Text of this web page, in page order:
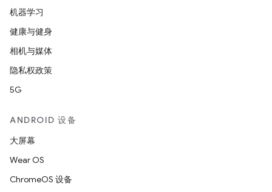
机器学习
健康与健身
相机与媒体
隐私权政策
5G
ANDROID 设备
大屏幕
Wear OS
ChromeOS 设备